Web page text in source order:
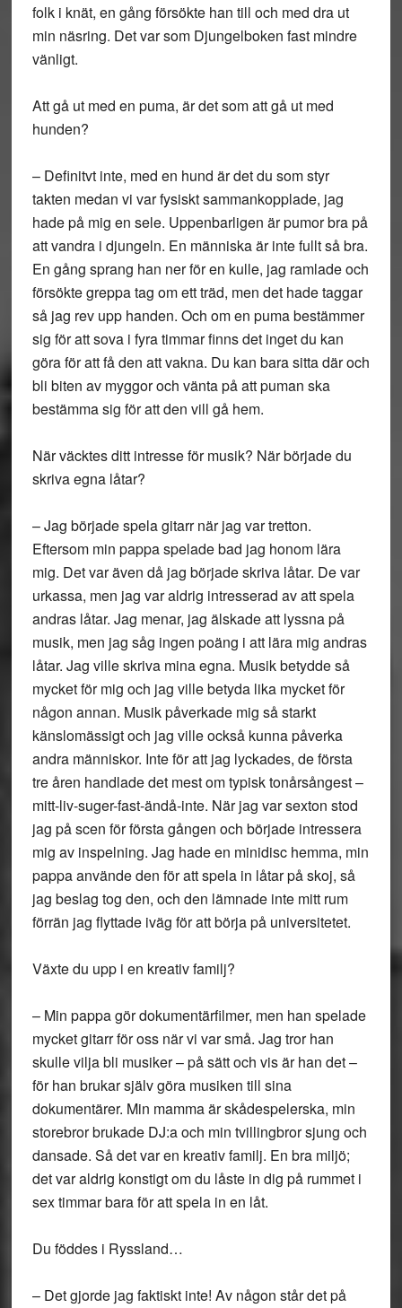
folk i knät, en gång försökte han till och med dra ut
min näsring. Det var som Djungelboken fast mindre
vänligt.
Att gå ut med en puma, är det som att gå ut med
hunden?
– Definitvt inte, med en hund är det du som styr
takten medan vi var fysiskt sammankopplade, jag
hade på mig en sele. Uppenbarligen är pumor bra på
att vandra i djungeln. En människa är inte fullt så bra.
En gång sprang han ner för en kulle, jag ramlade och
försökte greppa tag om ett träd, men det hade taggar
så jag rev upp handen. Och om en puma bestämmer
sig för att sova i fyra timmar finns det inget du kan
göra för att få den att vakna. Du kan bara sitta där och
bli biten av myggor och vänta på att puman ska
bestämma sig för att den vill gå hem.
När väcktes ditt intresse för musik? När började du
skriva egna låtar?
– Jag började spela gitarr när jag var tretton.
Eftersom min pappa spelade bad jag honom lära
mig. Det var även då jag började skriva låtar. De var
urkassa, men jag var aldrig intresserad av att spela
andras låtar. Jag menar, jag älskade att lyssna på
musik, men jag såg ingen poäng i att lära mig andras
låtar. Jag ville skriva mina egna. Musik betydde så
mycket för mig och jag ville betyda lika mycket för
någon annan. Musik påverkade mig så starkt
känslomässigt och jag ville också kunna påverka
andra människor. Inte för att jag lyckades, de första
tre åren handlade det mest om typisk tonårsångest –
mitt-liv-suger-fast-ändå-inte. När jag var sexton stod
jag på scen för första gången och började intressera
mig av inspelning. Jag hade en minidisc hemma, min
pappa använde den för att spela in låtar på skoj, så
jag beslag tog den, och den lämnade inte mitt rum
förrän jag flyttade iväg för att börja på universitetet.
Växte du upp i en kreativ familj?
– Min pappa gör dokumentärfilmer, men han spelade
mycket gitarr för oss när vi var små. Jag tror han
skulle vilja bli musiker – på sätt och vis är han det –
för han brukar själv göra musiken till sina
dokumentärer. Min mamma är skådespelerska, min
storebror brukade DJ:a och min tvillingbror sjung och
dansade. Så det var en kreativ familj. En bra miljö;
det var aldrig konstigt om du låste in dig på rummet i
sex timmar bara för att spela in en låt.
Du föddes i Ryssland…
– Det gjorde jag faktiskt inte! Av någon står det på